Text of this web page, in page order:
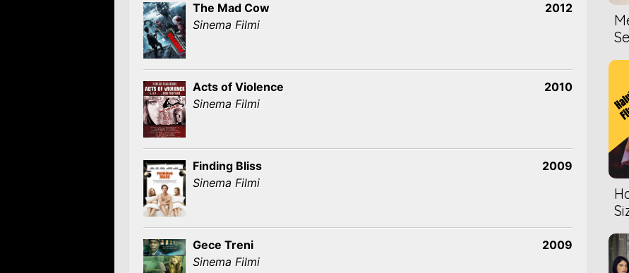
The Mad Cow
Sinema Filmi
2012
Acts of Violence
Sinema Filmi
2010
Finding Bliss
Sinema Filmi
2009
Gece Treni
Sinema Filmi
2009